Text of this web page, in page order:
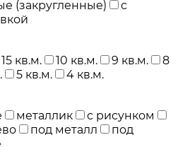
(закругленные)
с
15 кв.м. 10 кв.м. 9 кв.м.
8
5 кв.м.
4 кв.м.
металлик
с рисунком
под металл
под